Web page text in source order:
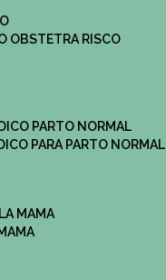
OBSTETRA RISCO
PARTO NORMAL
PARA PARTO NORMAL
MAMA